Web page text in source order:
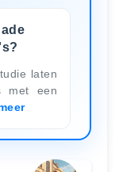
laten
met een